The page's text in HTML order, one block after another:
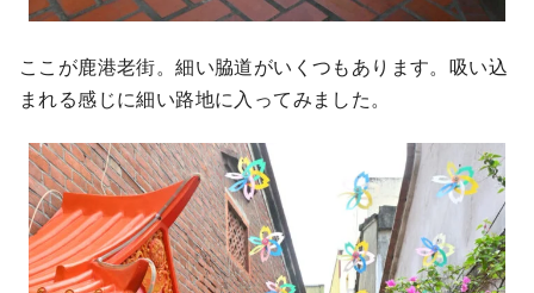
ここが鹿港老街。細い脇道がいくつもあります。吸い込
まれる感じに細い路地に入ってみました。